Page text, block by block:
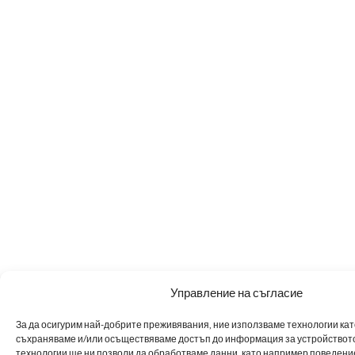
Управление на съгласие
За да осигурим най-добрите преживявания, ние използваме технологии
съхраняваме и/или осъществяваме достъп до информация за